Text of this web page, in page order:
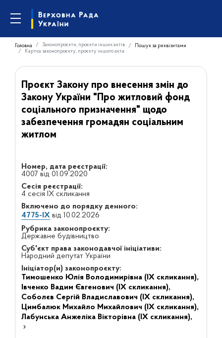
Головна Законопроєкти, проєкти інших актів
Пошук за реквізитами
Картка законопроєкту, проєкту іншого акта
Проєкт Закону про внесення змін до
Закону України "Про житловий фонд
соціального призначення" щодо
забезпечення громадян соціальним
житлом
Номер, дата реєстрації:
4007 від 01.09.2020
Сесія реєстрації:
4 сесія IX скликання
Включено до порядку денного:
4775-IXвід 10.02.2026
Рубрика законопроєкту:
Державне будівництво
Суб'єкт права законодавчої ініціативи:
Народний депутат України
Ініціатор(и) законопроєкту:
Тимошенко Юлія Володимирівна (IX скликання),
Івченко Вадим Євгенович (IX скликання),
Соболєв Сергій Владиславович (IX скликання),
Цимбалюк Михайло Михайлович (IX скликання),
Лабунська Анжеліка Вікторівна (IX скликання),